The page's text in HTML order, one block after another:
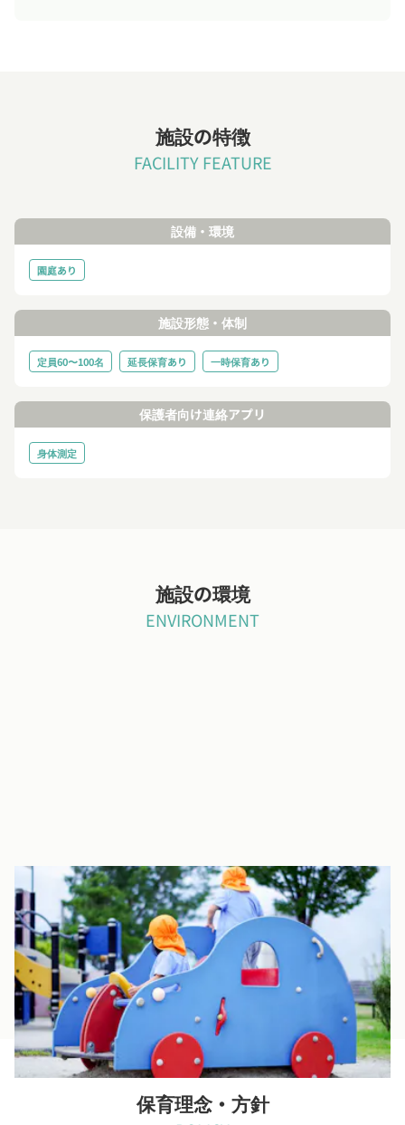
施設の特徴
FACILITY FEATURE
設備・環境
園庭あり
施設形態・体制
定員60〜100名 延長保育あり 一時保育あり
保護者向け連絡アプリ
身体測定
施設の環境
ENVIRONMENT
広い園庭と豊かな自然
広い園庭と豊かな自然の中で、のびのびと遊んだり、運動ができ
るよう配慮
保育理念・方針